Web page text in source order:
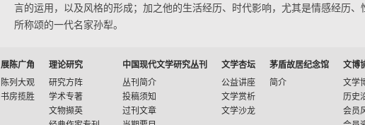
言的运用，以及风格的形成；加之他的生活经历、时代影响，尤其是情感经历、
所称颂的一代名家孙犁。
展陈广角
陈列大观
书房揽胜
理论研究
研究方阵
学术专著
文物撷英
中国现代文学研究丛刊
丛刊简介
投稿须知
过刊文章
文学杏坛
公益讲座
文学赏析
文学沙龙
茅盾故居纪念馆
简介
文博
文学
历史
会员